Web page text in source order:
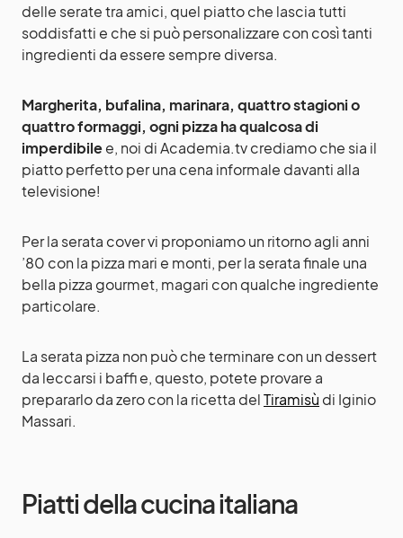
delle serate tra amici, quel piatto che lascia tutti
soddisfatti e che si può personalizzare con così tanti
ingredienti da essere sempre diversa.
Margherita, bufalina, marinara, quattro stagioni o
quattro formaggi, ogni pizza ha qualcosa di
imperdibilee, noi di Academia.tv crediamo che sia il
piatto perfetto per una cena informale davanti alla
televisione!
Per la serata cover vi proponiamo un ritorno agli anni
’80 con la pizza mari e monti, per la serata finale una
bella pizza gourmet, magari con qualche ingrediente
particolare.
La serata pizza non può che terminare con un dessert
da leccarsi i baffi e, questo, potete provare a
prepararlo da zero con la ricetta delTiramisù di Iginio
Massari.
Piatti dellacucina italiana